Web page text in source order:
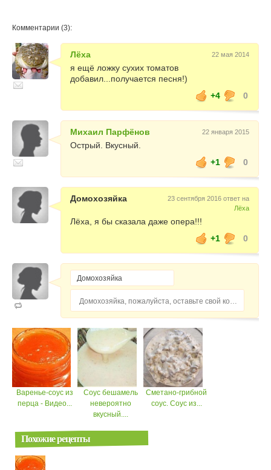
Комментарии (3):
Лёха 22 мая 2014
я ещё ложку сухих томатов
добавил...получается песня!)
+4
0
Михаил Парфёнов 22 января 2015
Острый. Вкусный.
+1
0
Домохозяйка
23 сентября 2016 ответ на
Лёха
Лёха, я бы сказала даже опера!!!
+1
0
Домохозяйка, пожалуйста, оставьте свой комментарий...
Варенье-соус из
перца - Видео...
Соус бешамель
невероятно
вкусный....
Сметано-грибной
соус. Соус из...
Похожие рецепты